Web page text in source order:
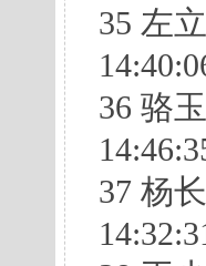
35 左
36 骆
37 杨